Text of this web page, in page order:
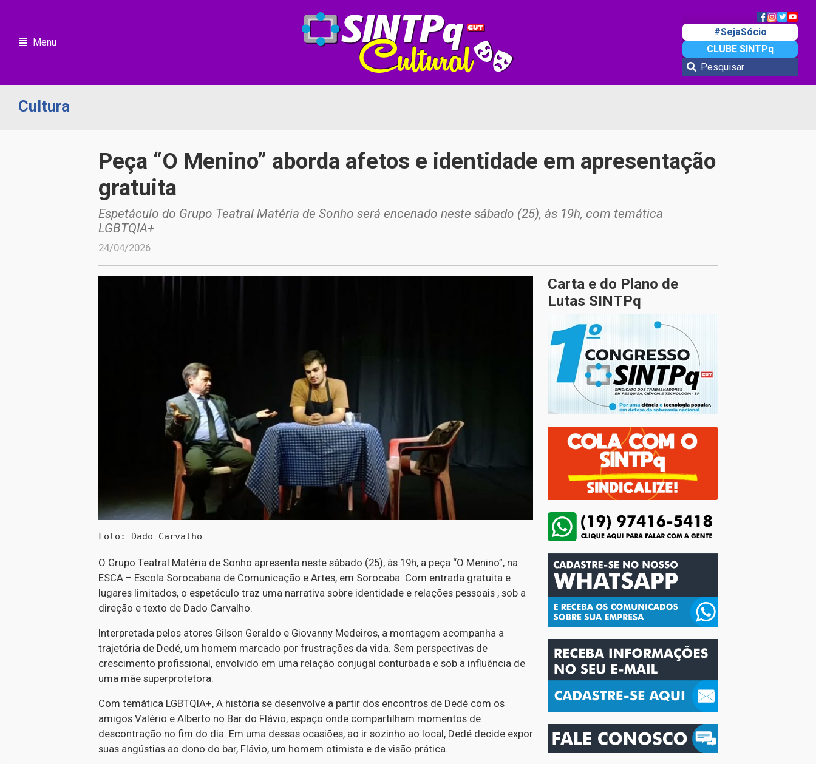
Menu
#SejaSócio
CLUBE SINTPq
Cultura
Peça “O Menino” aborda afetos e identidade em apresentação
gratuita
Espetáculo do Grupo Teatral Matéria de Sonho será encenado neste sábado (25), às 19h, com temática
LGBTQIA+
24/04/2026
Foto: Dado Carvalho
O Grupo Teatral Matéria de Sonho apresenta neste sábado (25), às 19h, a peça “O Menino”, na
ESCA – Escola Sorocabana de Comunicação e Artes, em Sorocaba. Com entrada gratuita e
lugares limitados, o espetáculo traz uma narrativa sobre identidade e relações pessoais , sob a
direção e texto de Dado Carvalho.
Interpretada pelos atores Gilson Geraldo e Giovanny Medeiros, a montagem acompanha a
trajetória de Dedé, um homem marcado por frustrações da vida. Sem perspectivas de
crescimento profissional, envolvido em uma relação conjugal conturbada e sob a influência de
uma mãe superprotetora.
Com temática LGBTQIA+, A história se desenvolve a partir dos encontros de Dedé com os
amigos Valério e Alberto no Bar do Flávio, espaço onde compartilham momentos de
descontração no fim do dia. Em uma dessas ocasiões, ao ir sozinho ao local, Dedé decide expor
suas angústias ao dono do bar, Flávio, um homem otimista e de visão prática.
Carta e do Plano de
Lutas SINTPq